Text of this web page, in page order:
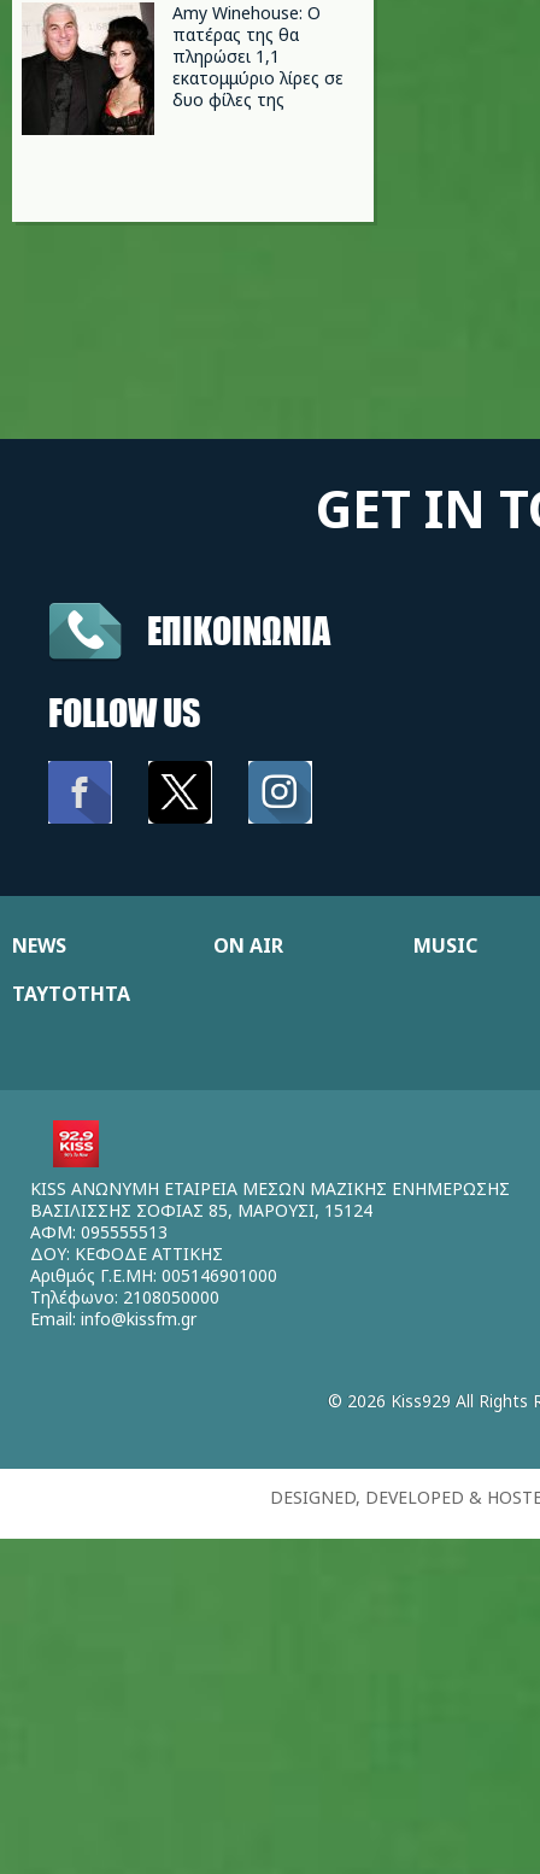
Amy Winehouse: Ο
πατέρας της θα
πληρώσει 1,1
εκατομμύριο λίρες σε
δυο φίλες της
GET IN
ΕΠΙΚΟΙΝΩΝΙΑ
FOLLOW US
NEWS ON AIR
MUSIC
ΤΑΥΤΟΤΗΤΑ
KISS ΑΝΩΝΥΜΗ ΕΤΑΙΡΕΙΑ ΜΕΣΩΝ ΜΑΖΙΚΗΣ ΕΝΗΜΕΡΩΣΗΣ
ΒΑΣΙΛΙΣΣΗΣ ΣΟΦΙΑΣ 85, ΜΑΡΟΥΣΙ, 15124
ΑΦΜ: 095555513
ΔΟΥ: ΚΕΦΟΔΕ ΑΤΤΙΚΗΣ
Αριθμός Γ.Ε.ΜΗ: 005146901000
Τηλέφωνο: 2108050000
Email: info@kissfm.gr
© 2026 Kiss929 All Rights
DESIGNED, DEVELOPED &